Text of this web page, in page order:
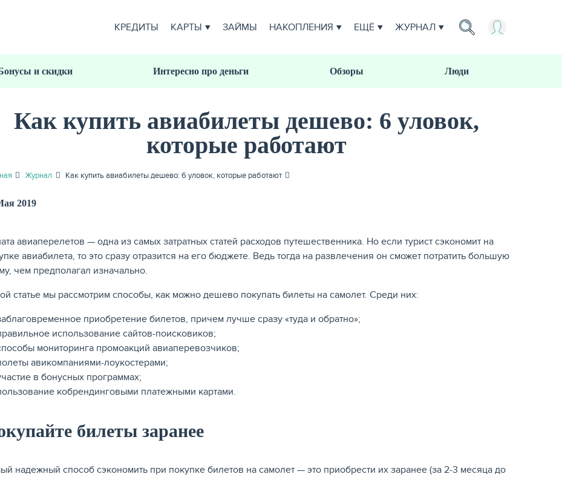
КРЕДИТЫ КАРТЫ ЗАЙМЫ НАКОПЛЕНИЯ ЕЩЁ ЖУРНАЛ
и скидки Интересно про деньги Обзоры Люди
Как купить авиабилеты дешево: 6 уловок,
которые работают
Журнал Как купить авиабилеты дешево: 6 уловок, которые работают
2019
авиаперелетов — одна из самых затратных статей расходов путешественника. Но если турист сэкономит на
авиабилета, то это сразу отразится на его бюджете. Ведь тогда на развлечения он сможет потратить большую
чем предполагал изначально.
статье мы рассмотрим способы, как можно дешево покупать билеты на самолет. Среди них:
приобретение билетов, причем лучше сразу «туда и обратно»;
использование сайтов-поисковиков;
мониторинга промоакций авиаперевозчиков;
авикомпаниями-лоукостерами;
в бонусных программах;
кобрендинговыми платежными картами.
билеты заранее
надежный способ сэкономить при покупке билетов на самолет — это приобрести их заранее (за 2-3 месяца до